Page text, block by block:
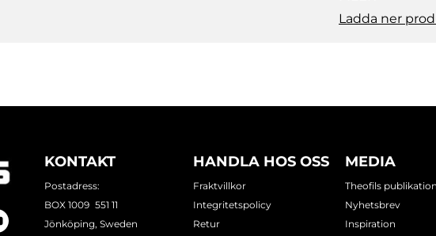
Ladda ner
KONTAKT
Postadress:
BOX 1009 551 11
Jönköping, Sweden
HANDLA HOS OSS
Fraktvillkor
Integritetspolicy
Retur
MEDIA
Theofils
Nyhetsbrev
Inspiration